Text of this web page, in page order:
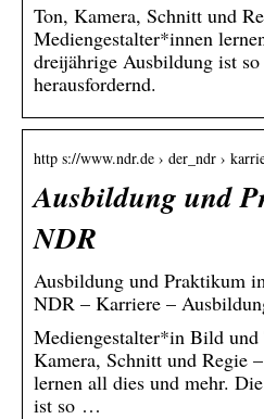
Ton, Kamera, Schnitt und
Mediengestalter*innen
dreijährige Ausbildung ist
herausfordernd.
http s://www.ndr.de › der_ndr ›
Ausbildung und
NDR
Ausbildung und Praktikum
NDR – Karriere –
Mediengestalter*in Bild
Kamera, Schnitt und Regie
lernen all dies und mehr.
ist so …